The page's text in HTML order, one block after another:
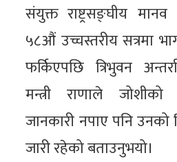
संयुक्त राष्ट्रसङ्घीय
५८औं उच्चस्तरीय सत्रमा
फर्किएपछि त्रिभुवन
मन्त्री राणाले जोशीको
जानकारी नपाए पनि उनको
जारी रहेको बताउनुभयो।